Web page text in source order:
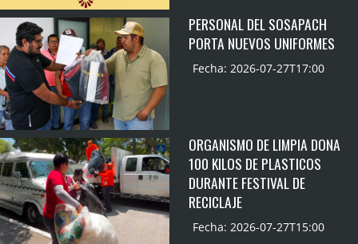
PERSONAL DEL SOSAPACH
PORTA NUEVOS UNIFORMES
Fecha: 2026-07-27T17:00
ORGANISMO DE LIMPIA DONA
100 KILOS DE PLASTICOS
DURANTE FESTIVAL DE
RECICLAJE
Fecha: 2026-07-27T15:00